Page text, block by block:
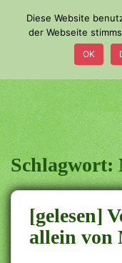
o
m
a
i
n
c
o
n
t
e
n
Schlagwort:
[gelesen]
allein von
Diese Website
der Webseite
OK